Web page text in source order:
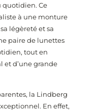
quotidien. Ce
à une monture
légèreté et sa
paire de lunettes
tout en
et d’une grande
la Lindberg
En effet,